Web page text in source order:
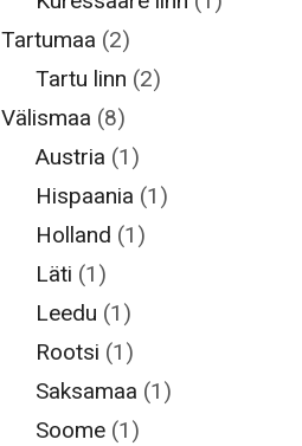
Tartumaa (2)
Tartu linn (2)
Välismaa (8)
Austria (1)
Hispaania (1)
Holland (1)
Läti (1)
Leedu (1)
Rootsi (1)
Saksamaa (1)
Soome(1)